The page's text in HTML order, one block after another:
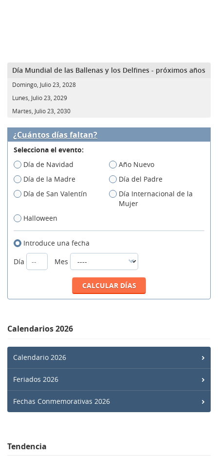
Día Mundial de las Ballenas y los Delfines - próximos años
Domingo, Julio 23, 2028
Lunes, Julio 23, 2029
Martes, Julio 23, 2030
¿Cuántos días faltan?
Selecciona el evento:
Día de Navidad
Año Nuevo
Día de la Madre
Día del Padre
Día de San Valentín
Día Internacional de la
Mujer
Halloween
Introduce una fecha
Día
Mes
Calendarios 2026
Calendario 2026
Feriados 2026
Fechas Conmemorativas 2026
Tendencia